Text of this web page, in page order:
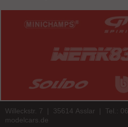
Willeckstr. 7 | 35614 Asslar | Tel.:
modelcars.de